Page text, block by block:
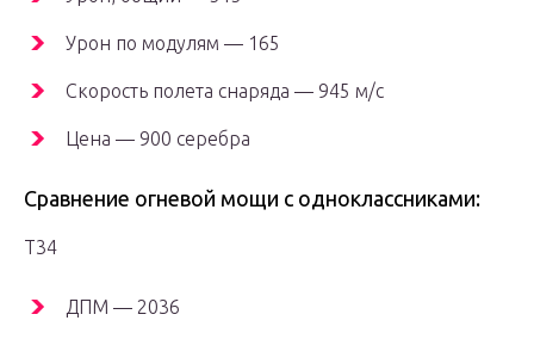
Урон по модулям — 165
Скорость полета снаряда — 945 м/с
Цена — 900 серебра
Сравнение огневой мощи с одноклассниками:
Т34
ДПМ — 2036